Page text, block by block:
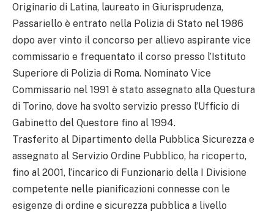
Originario di Latina, laureato in Giurisprudenza,
Passariello è entrato nella Polizia di Stato nel 1986
dopo aver vinto il concorso per allievo aspirante vice
commissario e frequentato il corso presso l’Istituto
Superiore di Polizia di Roma. Nominato Vice
Commissario nel 1991 è stato assegnato alla Questura
di Torino, dove ha svolto servizio presso l’Ufficio di
Gabinetto del Questore fino al 1994.
Trasferito al Dipartimento della Pubblica Sicurezza e
assegnato al Servizio Ordine Pubblico, ha ricoperto,
fino al 2001, l’incarico di Funzionario della I Divisione
competente nelle pianificazioni connesse con le
esigenze di ordine e sicurezza pubblica a livello